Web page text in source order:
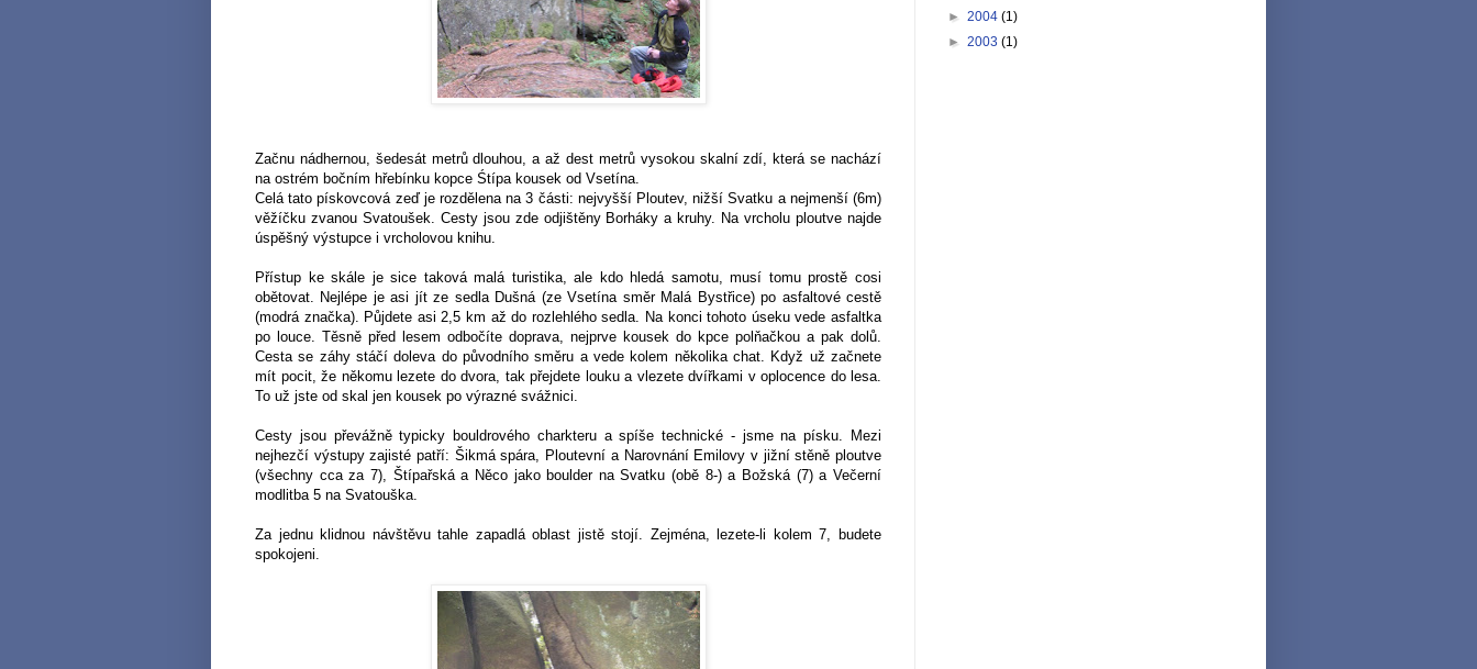
Začnu nádhernou, šedesát metrů dlouhou, a až dest metrů vysokou skalní zdí, která se nachází
na ostrém bočním hřebínku kopce Śtípa kousek od Vsetína.
Celá tato pískovcová zeď je rozdělena na 3 části: nejvyšší Ploutev, nižší Svatku a nejmenší (6m)
věžíčku zvanou Svatoušek. Cesty jsou zde odjištěny Borháky a kruhy. Na vrcholu ploutve najde
úspěšný výstupce i vrcholovou knihu.
Přístup ke skále je sice taková malá turistika, ale kdo hledá samotu, musí tomu prostě cosi
obětovat. Nejlépe je asi jít ze sedla Dušná (ze Vsetína směr Malá Bystřice) po asfaltové cestě
(modrá značka). Půjdete asi 2,5 km až do rozlehlého sedla. Na konci tohoto úseku vede asfaltka
po louce. Těsně před lesem odbočíte doprava, nejprve kousek do kpce polňačkou a pak dolů.
Cesta se záhy stáčí doleva do původního směru a vede kolem několika chat. Když už začnete
mít pocit, že někomu lezete do dvora, tak přejdete louku a vlezete dvířkami v oplocence do lesa.
To už jste od skal jen kousek po výrazné svážnici.
Cesty jsou převážně typicky bouldrového charkteru a spíše technické - jsme na písku. Mezi
nejhezčí výstupy zajisté patří: Šikmá spára, Ploutevní a Narovnání Emilovy v jižní stěně ploutve
(všechny cca za 7), Štípařská a Něco jako boulder na Svatku (obě 8-) a Božská (7) a Večerní
modlitba 5 na Svatouška.
Za jednu klidnou návštěvu tahle zapadlá oblast jistě stojí. Zejména, lezete-li kolem 7, budete
spokojeni.
► 2004 (1)
► 2003 (1)